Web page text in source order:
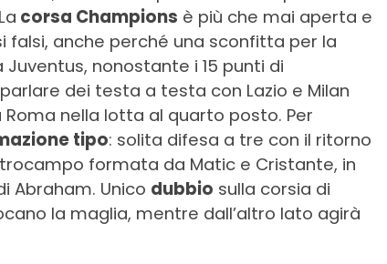
corsa Champions è più che mai aperta e
anche perché una sconfitta per la
nonostante i 15 punti di
dei testa a testa con Lazio e Milan
nella lotta al quarto posto. Per
tipo: solita difesa a tre con il ritorno
formata da Matic e Cristante, in
Abraham. Unico dubbio sulla corsia di
la maglia, mentre dall’altro lato agirà